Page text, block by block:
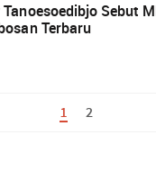
Tanoesoedibjo Sebut
Terbaru
1 2